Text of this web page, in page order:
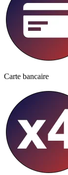
Carte bancaire